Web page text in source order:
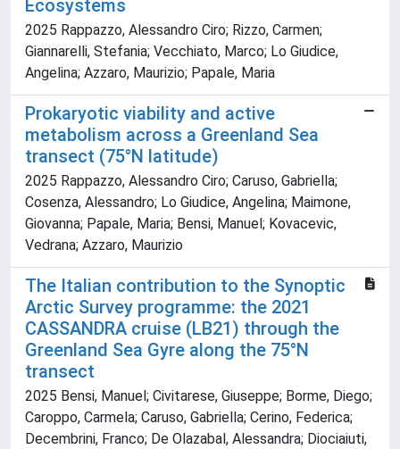
Ecosystems
2025 Rappazzo, Alessandro Ciro; Rizzo, Carmen;
Giannarelli, Stefania; Vecchiato, Marco; Lo Giudice,
Angelina; Azzaro, Maurizio; Papale, Maria
Prokaryotic viability and active
metabolism across a Greenland Sea
transect (75°N latitude)
2025 Rappazzo, Alessandro Ciro; Caruso, Gabriella;
Cosenza, Alessandro; Lo Giudice, Angelina; Maimone,
Giovanna; Papale, Maria; Bensi, Manuel; Kovacevic,
Vedrana; Azzaro, Maurizio
The Italian contribution to the Synoptic
Arctic Survey programme: the 2021
CASSANDRA cruise (LB21) through the
Greenland Sea Gyre along the 75°N
transect
2025 Bensi, Manuel; Civitarese, Giuseppe; Borme, Diego;
Caroppo, Carmela; Caruso, Gabriella; Cerino, Federica;
Decembrini, Franco; De Olazabal, Alessandra; Diociaiuti,